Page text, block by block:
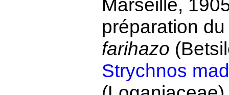
Marseille,
préparation
farihazo
Strychnos